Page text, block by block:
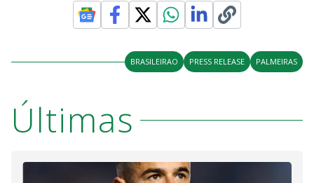
BRASILEIRAO PRESS RELEASE PALMEIRAS
Últimas